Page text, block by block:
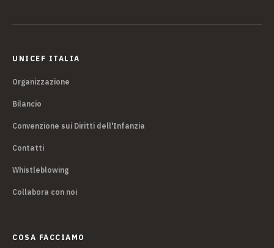
UNICEF ITALIA
Organizzazione
Bilancio
Convenzione sui Diritti dell'Infanzia
Contatti
Whistleblowing
Collabora con noi
COSA FACCIAMO